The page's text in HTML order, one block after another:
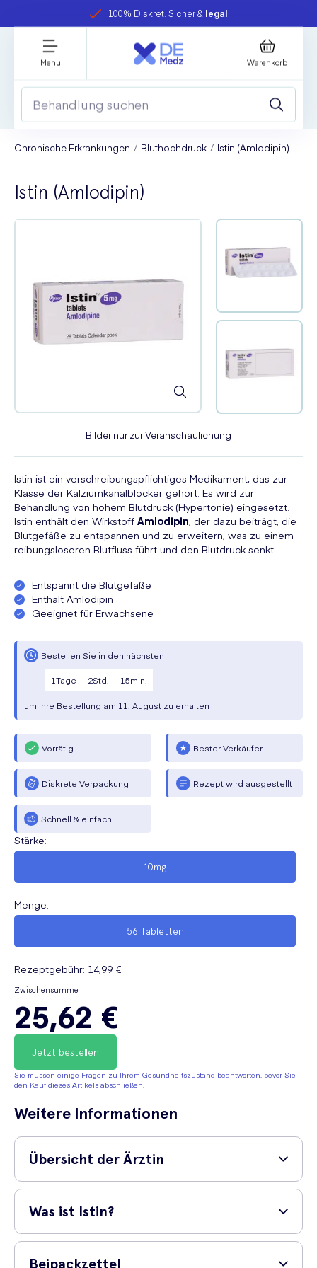
100% Diskret. Sicher & legal
Menu Warenkorb
Chronische Erkrankungen Bluthochdruck Istin (Amlodipin)
Istin (Amlodipin)
Bilder nur zur Veranschaulichung
Istin ist ein verschreibungspflichtiges Medikament, das zur
Klasse der Kalziumkanalblocker gehört. Es wird zur
Behandlung von hohem Blutdruck (Hypertonie) eingesetzt.
Istin enthält den Wirkstoff Amlodipin, der dazu beiträgt, die
Blutgefäße zu entspannen und zu erweitern, was zu einem
reibungsloseren Blutfluss führt und den Blutdruck senkt.
Entspannt die Blutgefäße
Enthält Amlodipin
Geeignet für Erwachsene
Bestellen Sie in den nächsten
1Tage 2Std. 15min.
um Ihre Bestellung am 11. August zu erhalten
Vorrätig Bester Verkäufer
Diskrete Verpackung Rezept wird ausgestellt
Schnell & einfach
Stärke:
10mg
Menge:
56 Tabletten
Rezeptgebühr: 14,99 €
Zwischensumme
25,62 €
Jetzt bestellen
Sie müssen einige Fragen zu Ihrem Gesundheitszustand beantworten, bevor Sie
den Kauf dieses Artikels abschließen.
Weitere Informationen
Übersicht der Ärztin
Erklärung zu dem folgenden Medikament:
'Istin (Amlodipin) ist besonders geeignet für
Patienten mit Hypertonie (Bluthochdruck)
Was ist Istin?
Istin ist ein Medikament, das zur Behandlung von Bluthochdruck
(Hypertonie) bei Erwachsenen und Kindern über 6 Jahren eingesetzt
Beipackzettel